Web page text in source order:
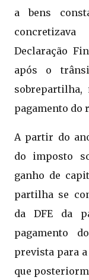
a bens
Declaração
após o
pagamento do
A partir do
do imposto
ganho de
partilha se
da DFE da
pagamento
prevista para
que